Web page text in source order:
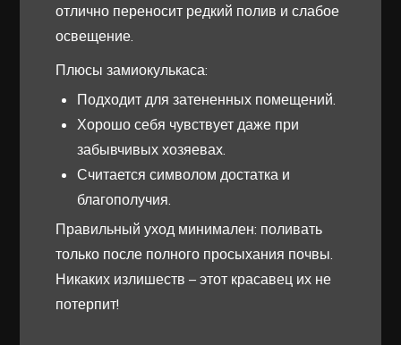
отлично переносит редкий полив и слабое
освещение.
Плюсы замиокулькаса:
Подходит для затененных помещений.
Хорошо себя чувствует даже при
забывчивых хозяевах.
Считается символом достатка и
благополучия.
Правильный уход минимален: поливать
только после полного просыхания почвы.
Никаких излишеств – этот красавец их не
потерпит!